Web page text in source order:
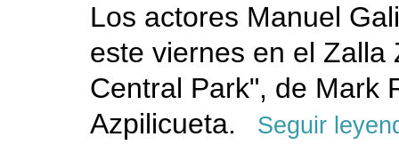
Los actores Manuel
este viernes en el Zalla
Central Park", de Mark
Azpilicueta.
Seguir